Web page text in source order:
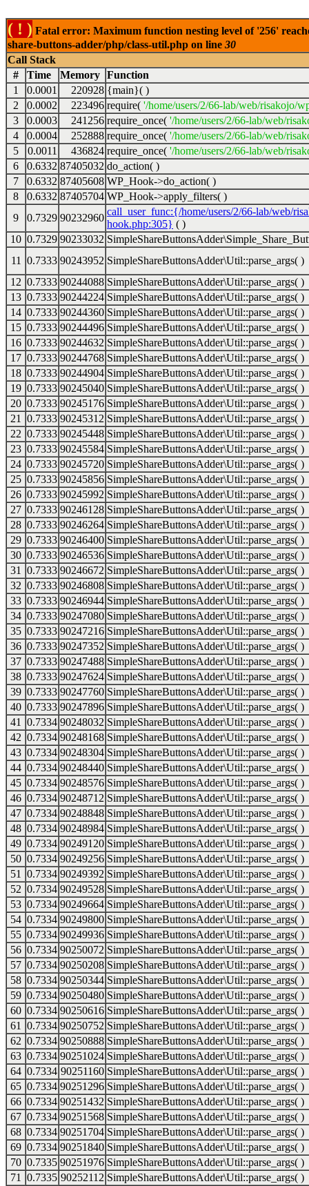
( ! ) Fatal error: Maximum function nesting level of '256'
share-buttons-adder/php/class-util.php on line 30
Call Stack
#
Time Memory Function
1
0.0001 220928 {main}( )
2
0.0002 223496 require( '/home/users/2/66-lab/web/risakojo/
3
0.0003 241256 require_once( '/home/users/2/66-lab/web/
4
0.0004 252888 require_once( '/home/users/2/66-lab/web/
5
0.0011 436824 require_once( '/home/users/2/66-lab/web/
6
0.6332 87405032 do_action( )
7
0.6332 87405608 WP_Hook->do_action( )
8
0.6332 87405704 WP_Hook->apply_filters( )
9
0.7329 90232960
call_user_func:{/home/users/2/66-lab/web/
hook.php:305} ( )
10 0.7329 90233032
11
0.7333 90243952 SimpleShareButtonsAdder\Util::parse_args( )
12 0.7333 90244088 SimpleShareButtonsAdder\Util::parse_args( )
13 0.7333 90244224 SimpleShareButtonsAdder\Util::parse_args( )
14 0.7333 90244360 SimpleShareButtonsAdder\Util::parse_args( )
15 0.7333 90244496 SimpleShareButtonsAdder\Util::parse_args( )
16 0.7333 90244632 SimpleShareButtonsAdder\Util::parse_args( )
17 0.7333 90244768 SimpleShareButtonsAdder\Util::parse_args( )
18 0.7333 90244904 SimpleShareButtonsAdder\Util::parse_args( )
19 0.7333 90245040 SimpleShareButtonsAdder\Util::parse_args( )
20 0.7333 90245176 SimpleShareButtonsAdder\Util::parse_args( )
21
0.7333 90245312 SimpleShareButtonsAdder\Util::parse_args( )
22 0.7333 90245448 SimpleShareButtonsAdder\Util::parse_args( )
23 0.7333 90245584 SimpleShareButtonsAdder\Util::parse_args( )
24 0.7333 90245720 SimpleShareButtonsAdder\Util::parse_args( )
25 0.7333 90245856 SimpleShareButtonsAdder\Util::parse_args( )
26 0.7333 90245992 SimpleShareButtonsAdder\Util::parse_args( )
27 0.7333 90246128 SimpleShareButtonsAdder\Util::parse_args( )
28 0.7333 90246264 SimpleShareButtonsAdder\Util::parse_args( )
29 0.7333 90246400 SimpleShareButtonsAdder\Util::parse_args( )
30 0.7333 90246536 SimpleShareButtonsAdder\Util::parse_args( )
31
0.7333 90246672 SimpleShareButtonsAdder\Util::parse_args( )
32 0.7333 90246808 SimpleShareButtonsAdder\Util::parse_args( )
33 0.7333 90246944 SimpleShareButtonsAdder\Util::parse_args( )
34 0.7333 90247080 SimpleShareButtonsAdder\Util::parse_args( )
35 0.7333 90247216 SimpleShareButtonsAdder\Util::parse_args( )
36 0.7333 90247352 SimpleShareButtonsAdder\Util::parse_args( )
37 0.7333 90247488 SimpleShareButtonsAdder\Util::parse_args( )
38 0.7333 90247624 SimpleShareButtonsAdder\Util::parse_args( )
39 0.7333 90247760 SimpleShareButtonsAdder\Util::parse_args( )
40 0.7333 90247896 SimpleShareButtonsAdder\Util::parse_args( )
41
0.7334 90248032 SimpleShareButtonsAdder\Util::parse_args( )
42 0.7334 90248168 SimpleShareButtonsAdder\Util::parse_args( )
43 0.7334 90248304 SimpleShareButtonsAdder\Util::parse_args( )
44 0.7334 90248440 SimpleShareButtonsAdder\Util::parse_args( )
45 0.7334 90248576 SimpleShareButtonsAdder\Util::parse_args( )
46 0.7334 90248712 SimpleShareButtonsAdder\Util::parse_args( )
47 0.7334 90248848 SimpleShareButtonsAdder\Util::parse_args( )
48 0.7334 90248984 SimpleShareButtonsAdder\Util::parse_args( )
49 0.7334 90249120 SimpleShareButtonsAdder\Util::parse_args( )
50 0.7334 90249256 SimpleShareButtonsAdder\Util::parse_args( )
51
0.7334 90249392 SimpleShareButtonsAdder\Util::parse_args( )
52 0.7334 90249528 SimpleShareButtonsAdder\Util::parse_args( )
53 0.7334 90249664 SimpleShareButtonsAdder\Util::parse_args( )
54 0.7334 90249800 SimpleShareButtonsAdder\Util::parse_args( )
55 0.7334 90249936 SimpleShareButtonsAdder\Util::parse_args( )
56 0.7334 90250072 SimpleShareButtonsAdder\Util::parse_args( )
57 0.7334 90250208 SimpleShareButtonsAdder\Util::parse_args( )
58 0.7334 90250344 SimpleShareButtonsAdder\Util::parse_args( )
59 0.7334 90250480 SimpleShareButtonsAdder\Util::parse_args( )
60 0.7334 90250616 SimpleShareButtonsAdder\Util::parse_args( )
61
0.7334 90250752 SimpleShareButtonsAdder\Util::parse_args( )
62 0.7334 90250888 SimpleShareButtonsAdder\Util::parse_args( )
63 0.7334 90251024 SimpleShareButtonsAdder\Util::parse_args( )
64 0.7334 90251160 SimpleShareButtonsAdder\Util::parse_args( )
65 0.7334 90251296 SimpleShareButtonsAdder\Util::parse_args( )
66 0.7334 90251432 SimpleShareButtonsAdder\Util::parse_args( )
67 0.7334 90251568 SimpleShareButtonsAdder\Util::parse_args( )
68 0.7334 90251704 SimpleShareButtonsAdder\Util::parse_args( )
69 0.7334 90251840 SimpleShareButtonsAdder\Util::parse_args( )
70 0.7335 90251976 SimpleShareButtonsAdder\Util::parse_args( )
71
0.7335 90252112 SimpleShareButtonsAdder\Util::parse_args( )